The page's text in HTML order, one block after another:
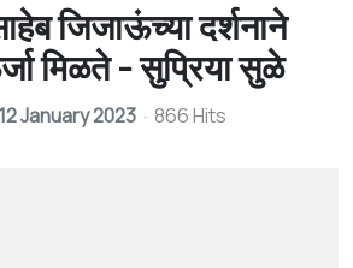
जिजाऊंच्या दर्शनाने
मिळते - सुप्रिया सुळे
January 2023 866 Hits